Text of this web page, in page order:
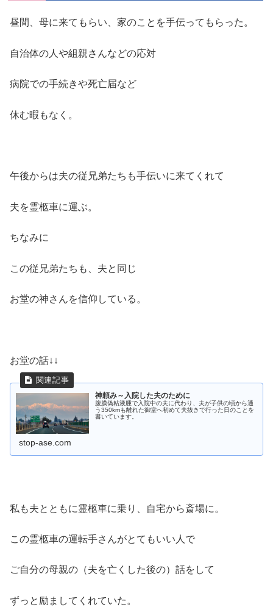
昼間、母に来てもらい、家のことを手伝ってもらった。
自治体の人や組親さんなどの応対
病院での手続きや死亡届など
休む暇もなく。
午後からは夫の従兄弟たちも手伝いに来てくれて
夫を霊柩車に運ぶ。
ちなみに
この従兄弟たちも、夫と同じ
お堂の神さんを信仰している。
お堂の話↓↓
神頼み～入院した夫のために
腹膜偽粘液腫で入院中の夫に代わり、夫が子供の頃から通
う350kmも離れた御堂へ初めて夫抜きで行った日のことを
書いています。
stop-ase.com
私も夫とともに霊柩車に乗り、自宅から斎場に。
この霊柩車の運転手さんがとてもいい人で
ご自分の母親の（夫を亡くした後の）話をして
ずっと励ましてくれていた。